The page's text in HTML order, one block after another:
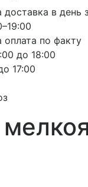
в день
по факту
до 18:00
17:00